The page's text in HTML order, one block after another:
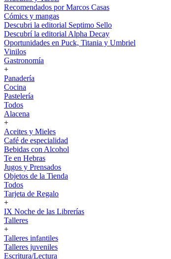
Recomendados por Marcos Casas
Cómics y mangas
Descubri la editorial Septimo Sello
Descubrí la editorial Alpha Decay
Oportunidades en Puck, Titania y Umbriel
Vinilos
Gastronomía
+
Panadería
Cocina
Pastelería
Todos
Alacena
+
Aceites y Mieles
Café de especialidad
Bebidas con Alcohol
Te en Hebras
Jugos y Prensados
Objetos de la Tienda
Todos
Tarjeta de Regalo
+
IX Noche de las Librerías
Talleres
+
Talleres infantiles
Talleres juveniles
Escritura/Lectura